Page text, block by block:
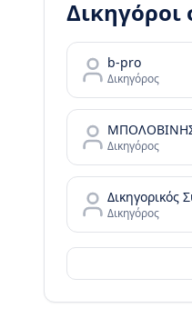
Δικηγόροι
b-pro
Δικηγόρος
Δικηγόρος
Δικηγορικός
Δικηγόρος